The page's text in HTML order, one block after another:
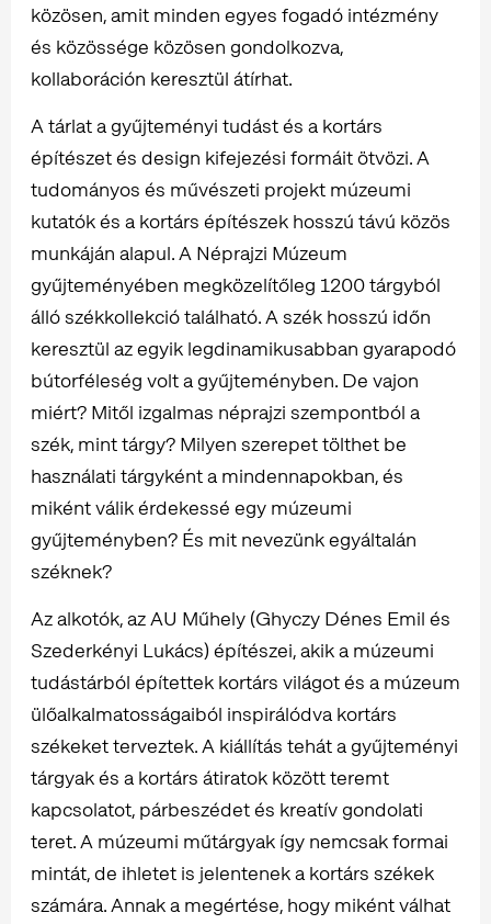
közösen, amit minden egyes fogadó intézmény
és közössége közösen gondolkozva,
kollaboráción keresztül átírhat.
A tárlat a gyűjteményi tudást és a kortárs
építészet és design kifejezési formáit ötvözi. A
tudományos és művészeti projekt múzeumi
kutatók és a kortárs építészek hosszú távú közös
munkáján alapul. A Néprajzi Múzeum
gyűjteményében megközelítőleg 1200 tárgyból
álló székkollekció található. A szék hosszú időn
keresztül az egyik legdinamikusabban gyarapodó
bútorféleség volt a gyűjteményben. De vajon
miért? Mitől izgalmas néprajzi szempontból a
szék, mint tárgy? Milyen szerepet tölthet be
használati tárgyként a mindennapokban, és
miként válik érdekessé egy múzeumi
gyűjteményben? És mit nevezünk egyáltalán
széknek?
Az alkotók, az AU Műhely (Ghyczy Dénes Emil és
Szederkényi Lukács) építészei, akik a múzeumi
tudástárból építettek kortárs világot és a múzeum
ülőalkalmatosságaiból inspirálódva kortárs
székeket terveztek. A kiállítás tehát a gyűjteményi
tárgyak és a kortárs átiratok között teremt
kapcsolatot, párbeszédet és kreatív gondolati
teret. A múzeumi műtárgyak így nemcsak formai
mintát, de ihletet is jelentenek a kortárs székek
számára. Annak a megértése, hogy miként válhat